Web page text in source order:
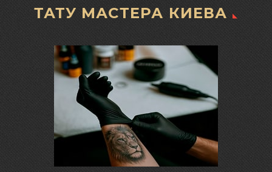
ТАТУ МАСТЕРА КИЕВА